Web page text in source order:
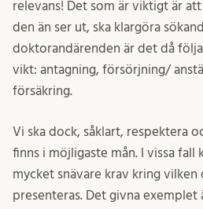
relevans! Det som är viktigt är
den än ser ut, ska klargöra
doktorandärenden är det då
vikt: antagning, försörjning/
försäkring.
Vi ska dock, såklart, respektera
finns i möjligaste mån. I vissa fall
mycket snävare krav kring
presenteras. Det givna exemplet